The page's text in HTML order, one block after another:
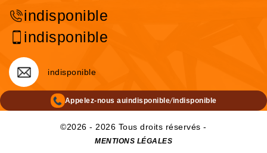
indisponible
indisponible
indisponible
Appelez-nous auindisponible/indisponible
©2026 - 2026 Tous droits réservés -
MENTIONS LÉGALES